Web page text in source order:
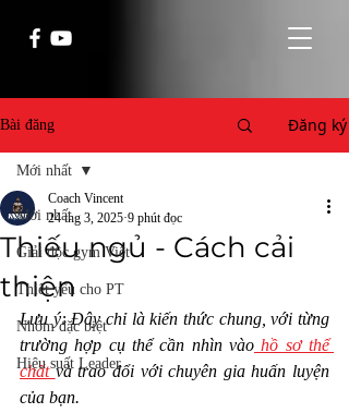
Bài đăng Đăng ký
Mới nhất
Giải độc gym Việt
Thiết yếu cho PT
Nhóm đặc biệt
Hiệu suất Leader
Mới nhất
Thiếu ngủ - Cách cải
thiện
Coach Vincent
24 thg 3, 2025 9 phút đọc
Lưu ý: Đây chỉ là kiến thức chung, với từng
trường hợp cụ thể cần nhìn vào hồ sơ thể
chất và trao đổi với chuyên gia huấn luyện
của bạn.